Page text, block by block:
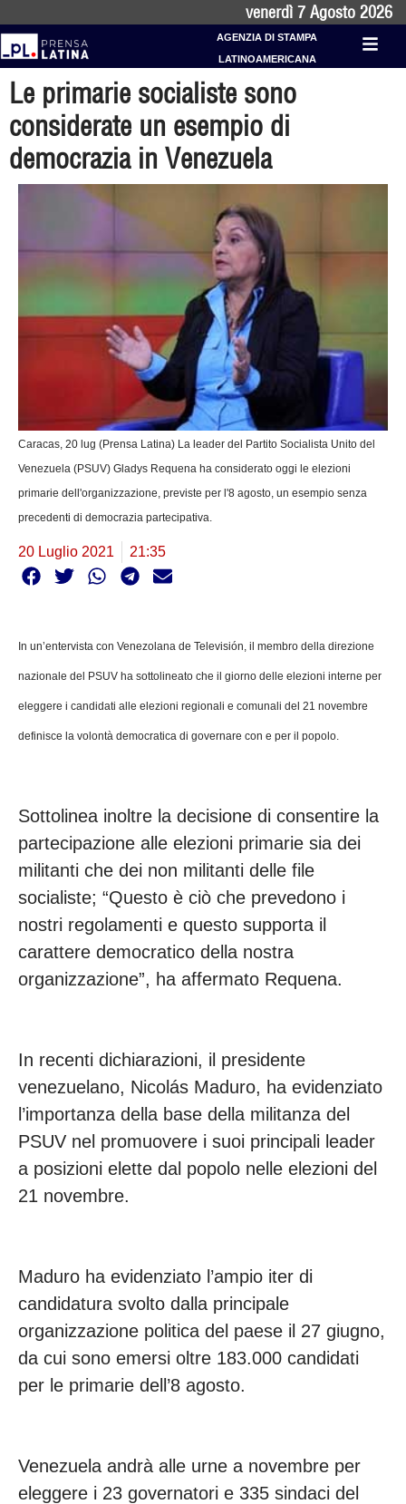
venerdì 7 Agosto 2026
AGENZIA DI STAMPA
LATINOAMERICANA
Le primarie socialiste sono
considerate un esempio di
democrazia in Venezuela
Caracas, 20 lug (Prensa Latina) La leader del Partito Socialista Unito del
Venezuela (PSUV) Gladys Requena ha considerato oggi le elezioni
primarie dell'organizzazione, previste per l'8 agosto, un esempio senza
precedenti di democrazia partecipativa.
20 Luglio 2021 21:35
In un’entervista con Venezolana de Televisión, il membro della direzione
nazionale del PSUV ha sottolineato che il giorno delle elezioni interne per
eleggere i candidati alle elezioni regionali e comunali del 21 novembre
definisce la volontà democratica di governare con e per il popolo.
Sottolinea inoltre la decisione di consentire la
partecipazione alle elezioni primarie sia dei
militanti che dei non militanti delle file
socialiste; “Questo è ciò che prevedono i
nostri regolamenti e questo supporta il
carattere democratico della nostra
organizzazione”, ha affermato Requena.
In recenti dichiarazioni, il presidente
venezuelano, Nicolás Maduro, ha evidenziato
l’importanza della base della militanza del
PSUV nel promuovere i suoi principali leader
a posizioni elette dal popolo nelle elezioni del
21 novembre.
Maduro ha evidenziato l’ampio iter di
candidatura svolto dalla principale
organizzazione politica del paese il 27 giugno,
da cui sono emersi oltre 183.000 candidati
per le primarie dell’8 agosto.
Venezuela andrà alle urne a novembre per
eleggere i 23 governatori e 335 sindaci del